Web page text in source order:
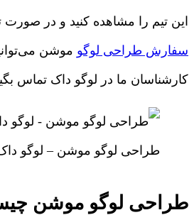
این تیم را مشاهده کنید و در صورت
سفارش طراحی لوگو موشن
کارشناسان ما در لوگو داک تماس
طراحی لوگو موشن – لوگو
طراحی لوگو موشن